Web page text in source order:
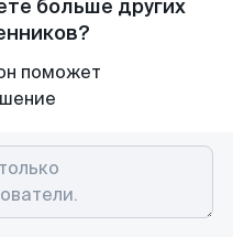
больше других
поможет